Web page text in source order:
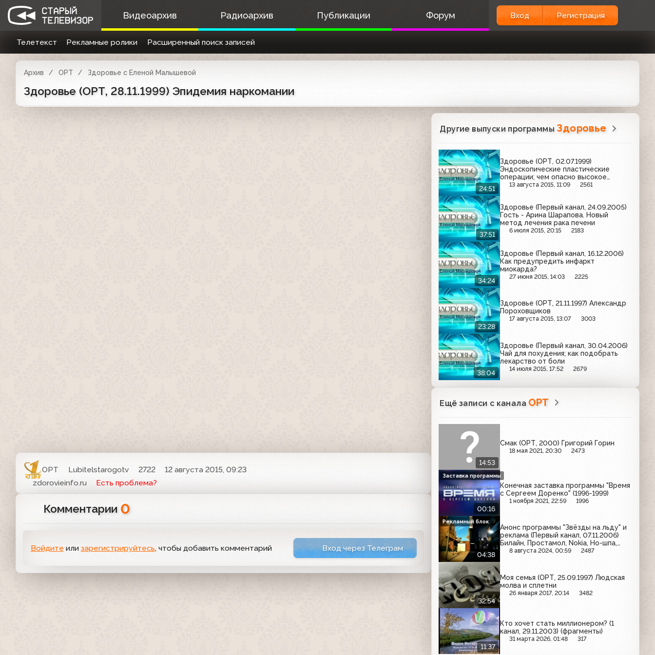
Видеоархив Радиоархив Публикации Форум Вход Регистрация
Телетекст Рекламные ролики Расширенный поиск записей
Архив ОРТ Здоровье с Еленой Малышевой
Здоровье (ОРТ, 28.11.1999) Эпидемия наркомании
ОРТ Lubitelstarogotv 2722
12 августа 2015, 09:23
zdorovieinfo.ru
Есть проблема?
Комментарии 0
Войдите или зарегистрируйтесь, чтобы добавить комментарий Вход через Телеграм
Другие выпуски программы Здоровье
24:51
Здоровье (ОРТ, 02.07.1999)
Эндоскопические пластические
операции; чем опасно высокое
артериальное давление?
13 августа 2015, 11:09 2561
37:51
Здоровье (Первый канал, 24.09.2005)
Гость - Арина Шарапова. Новый
метод лечения рака печени
6 июля 2015, 20:15 2183
34:24
Здоровье (Первый канал, 16.12.2006)
Как предупредить инфаркт
миокарда?
27 июня 2015, 14:03 2225
23:28
Здоровье (ОРТ, 21.11.1997) Александр
Пороховщиков
17 августа 2015, 13:07 3003
38:04
Здоровье (Первый канал, 30.04.2006)
Чай для похудения; как подобрать
лекарство от боли
14 июля 2015, 17:52 2679
Ещё записи с канала ОРТ
14:53
Смак (ОРТ, 2000) Григорий Горин
18 мая 2021, 20:30 2473
00:16
Конечная заставка программы "Время
с Сергеем Доренко" (1996-1999)
1 ноября 2021, 22:59 1996
Заставка программы
04:38
Анонс программы "Звёзды на льду" и
реклама (Первый канал, 07.11.2006)
Билайн, Простамол, Nokia, Но-шпа,
Юнистрим, Фастум-гель, Мегафон,
8 августа 2024, 00:59 2487
Рекламный блок
32:54
Моя семья (ОРТ, 25.09.1997) Людская
молва и сплетни
26 января 2017, 20:14 3482
11:37
Кто хочет стать миллионером? (1
канал, 29.11.2003) (фрагменты)
31 марта 2026, 01:48 317